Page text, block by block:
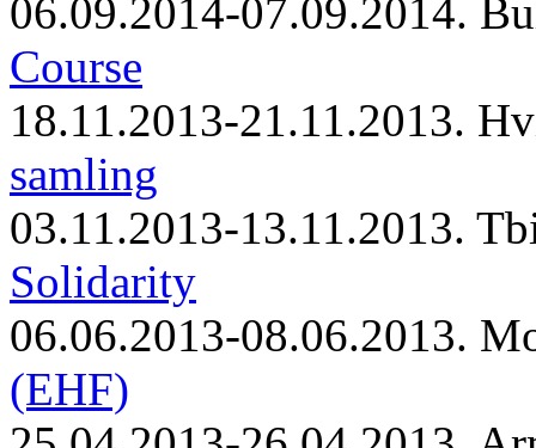
06.09.2014-07.09.2014.
Course
18.11.2013-21.11.2013.
samling
03.11.2013-13.11.2013.
Solidarity
06.06.2013-08.06.2013.
(EHF)